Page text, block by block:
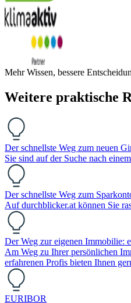
Mehr Wissen, bessere
Weitere praktische
Der schnellste Weg zum neuen
Sie sind auf der Suche nach
Der schnellste Weg zum
Auf durchblicker.at können Sie
Der Weg zur eigenen Immobilie:
Am Weg zu Ihrer persönlichen
erfahrenen Profis bieten Ihnen
EURIBOR